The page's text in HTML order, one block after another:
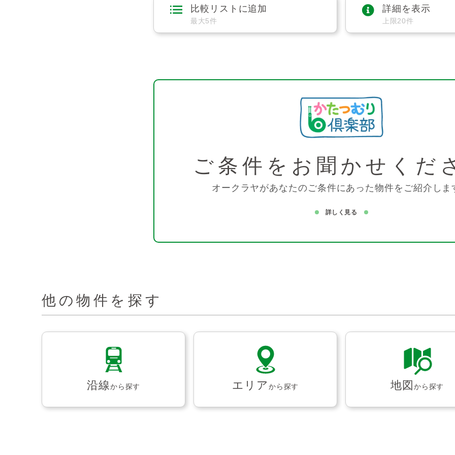
比較リストに追加
最大5件
詳細を表示
上限20件
ご条件を お聞かせくだ
オークラヤがあなたのご条件にあった物件をご紹介しま
詳しく見る
他の物件を探す
沿線から探す エリアから探す 地図から探す